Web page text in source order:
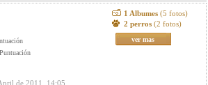
1 Albumes (5 fotos)
2 perros (2 fotos)
ver mas
de 2011, 14:05